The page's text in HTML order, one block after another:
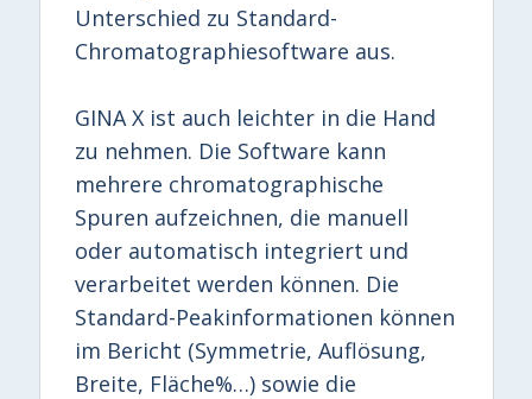
Unterschied zu Standard-
Chromatographiesoftware aus.
GINA X ist auch leichter in die Hand
zu nehmen. Die Software kann
mehrere chromatographische
Spuren aufzeichnen, die manuell
oder automatisch integriert und
verarbeitet werden können. Die
Standard-Peakinformationen können
im Bericht (Symmetrie, Auflösung,
Breite, Fläche%…) sowie die